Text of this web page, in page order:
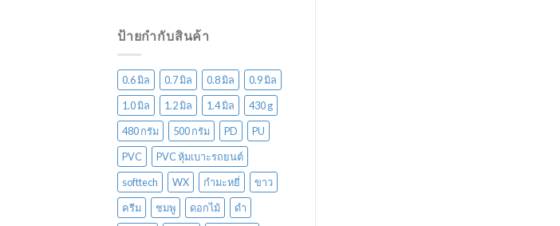
ป้ายกำกับสินค้า
0.6 มิล 0.7 มิล 0.8 มิล
0.9 มิล
1.0 มิล
1.2 มิล 1.4 มิล
430 g
480 กรัม
500 กรัม PD
PU
PVC
PVC หุ้มเบาะรถยนต์
softtech
WX กำมะหยี่
ขาว
ครีม
ชมพู ดอกไม้
ดำ